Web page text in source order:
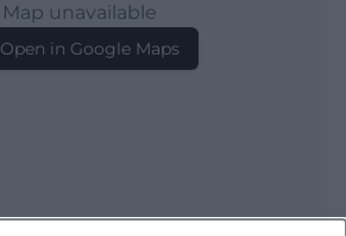
Map unavailable
Open in Google Maps